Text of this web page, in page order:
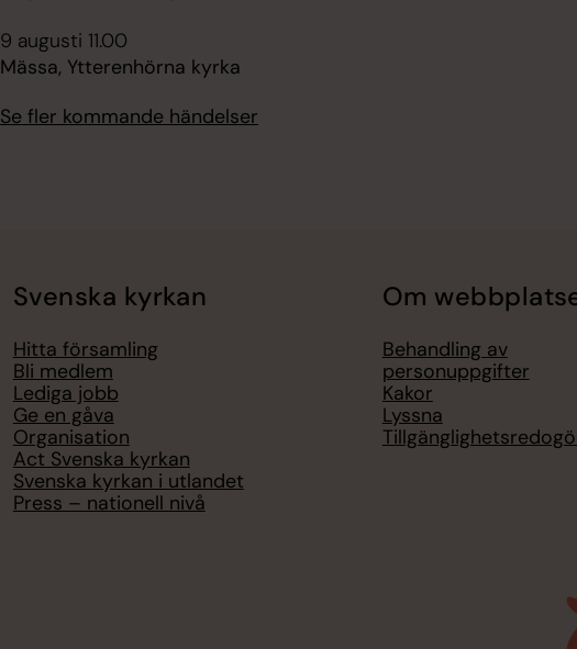
9 augusti 11.00
Mässa, Ytterenhörna kyrka
Se fler kommande händelser
Svenska kyrkan
Hitta församling
Bli medlem
Lediga jobb
Ge en gåva
Organisation
Act Svenska kyrkan
Svenska kyrkan i utlandet
Press – nationell nivå
Om
Behandling av
personuppgifter
Kakor
Lyssna